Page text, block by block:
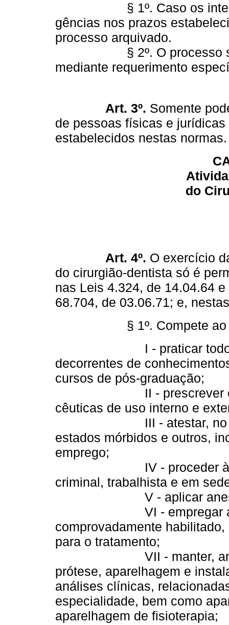
§ 1º. Caso os
gências nos prazos
processo arquivado.
§ 2º. O processo
mediante requerimento
Art. 3º. Somente
de pessoas físicas e
estabelecidos nestas normas.
do
Art. 4º. O exercício
do cirurgião-dentista só é
nas Leis 4.324, de 14.04.64
68.704, de 03.06.71; e,
§ 1º. Compete ao
I - praticar todos os
decorrentes de
cursos de pós-graduação;
II - prescrever e
cêuticas de uso interno e
III - atestar, no setor
estados mórbidos e outros,
emprego;
IV - proceder à
criminal, trabalhista e em
V - aplicar
VI - empregar a
comprovadamente
para o tratamento;
VII - manter, anexo
prótese, aparelhagem e
análises clínicas,
especialidade, bem como
aparelhagem de fisioterapia;